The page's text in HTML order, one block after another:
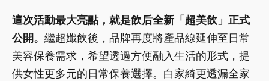
這次活動最大亮點，就是飲后全新「超美飲」正式
公開。 繼超孅飲後，品牌再度將產品線延伸至日常
美容保養需求，希望透過方便融入生活的形式，提
供女性更多元的日常保養選擇。白家綺更透漏全家